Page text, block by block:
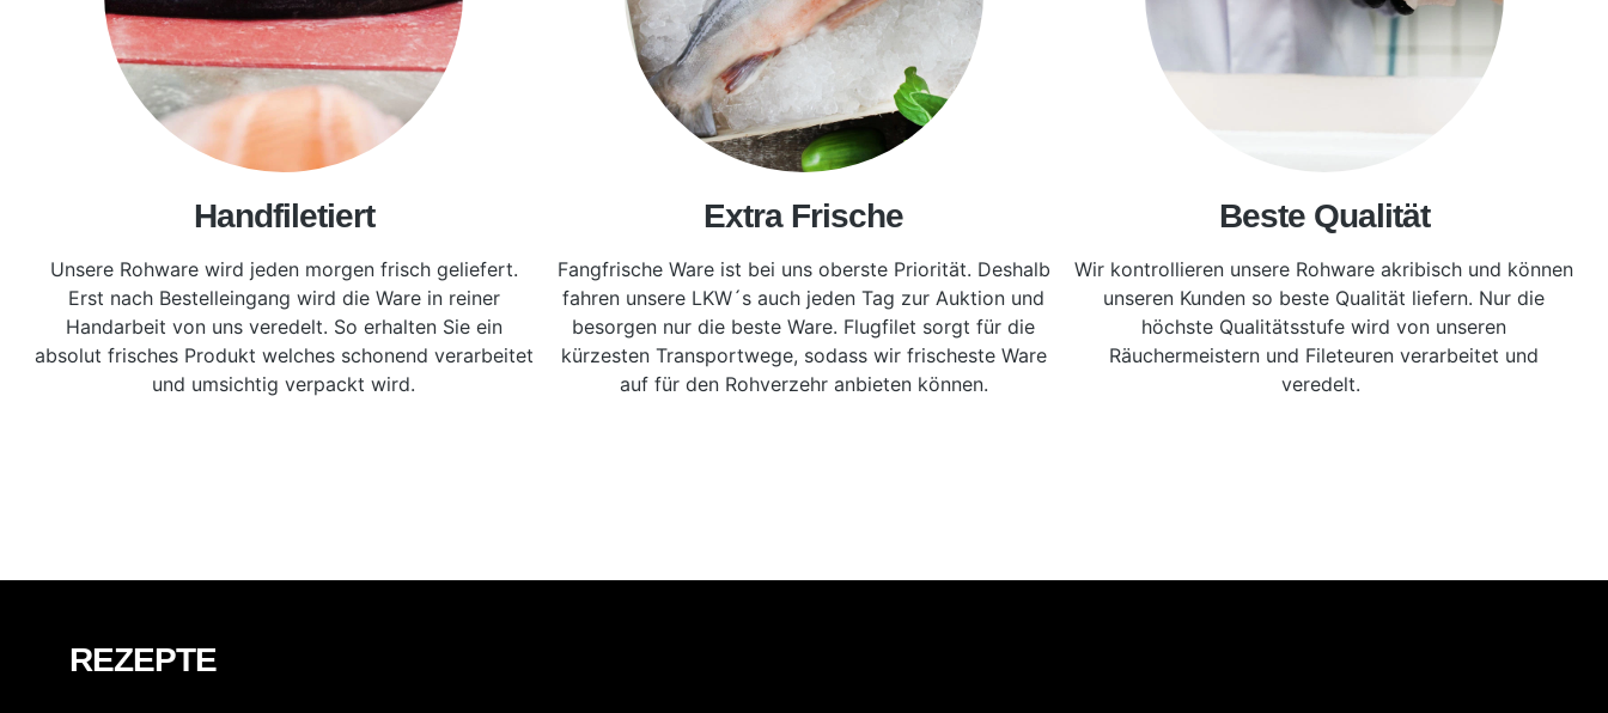
Handfiletiert
Unsere Rohware wird jeden morgen frisch geliefert.
Erst nach Bestelleingang wird die Ware in reiner
Handarbeit von uns veredelt. So erhalten Sie ein
absolut frisches Produkt welches schonend verarbeitet
und umsichtig verpackt wird.
Extra Frische
Fangfrische Ware ist bei uns oberste Priorität. Deshalb
fahren unsere LKW´s auch jeden Tag zur Auktion und
besorgen nur die beste Ware. Flugfilet sorgt für die
kürzesten Transportwege, sodass wir frischeste Ware
auf für den Rohverzehr anbieten können.
Beste Qualität
Wir kontrollieren unsere Rohware akribisch und können
unseren Kunden so beste Qualität liefern. Nur die
höchste Qualitätsstufe wird von unseren
Räuchermeistern und Fileteuren verarbeitet und
veredelt.
REZEPTE